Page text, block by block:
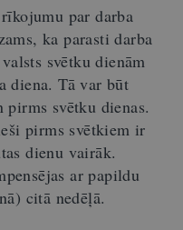
par darba
ka parasti darba
svētku dienām
diena. Tā var būt
svētku dienas.
pirms svētkiem ir
dienu vairāk.
ar papildu
citā nedēļā.